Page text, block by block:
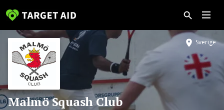
Malmö Squash Club
Sverige